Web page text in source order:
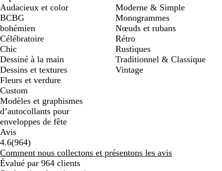
Audacieux et color
BCBG
bohémien
Célébratoire
Chic
Dessiné à la main
Dessins et textures
Fleurs et verdure
Moderne & Simple
Monogrammes
Nœuds et rubans
Rétro
Rustiques
Traditionnel & Classique
Vintage
Custom
Modèles et graphismes
d’autocollants pour
enveloppes de fête
Avis
4.6(964964
avis
)
Comment nous collectons et présentons les avis
Évalué par 964 clients